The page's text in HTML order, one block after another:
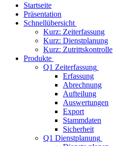
Startseite
Präsentation
Schnellübersicht
Kurz: Zeiterfassung
Kurz: Dienstplanung
Kurz: Zutrittskontrolle
Produkte
Q1 Zeiterfassung
Erfassung
Abrechnung
Aufteilung
Auswertungen
Export
Stammdaten
Sicherheit
Q1 Dienstplanung